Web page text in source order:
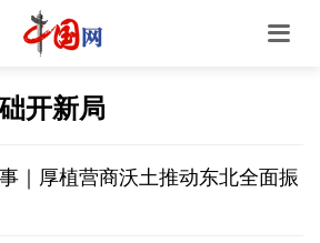
开新局
｜厚植营商沃土推动东北全面振